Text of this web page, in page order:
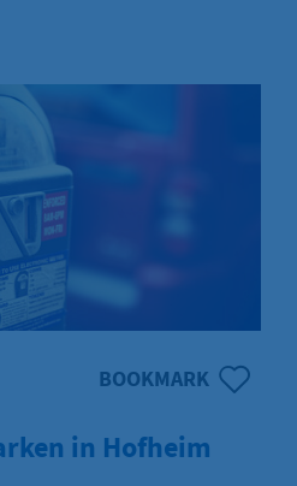
von
die Erneuerung
und den
Ausbau der Gehwege.
wird der Bahnhofsvorplatz
BOOKMARK
in Hofheim